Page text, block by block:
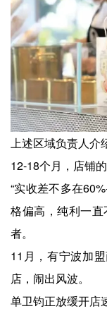
上述区域负责人
12-18个月，店铺的
“实收差不多在
格偏高，纯利一
者。
11月，有宁波加
店，闹出风波。
单卫钧正放缓开店